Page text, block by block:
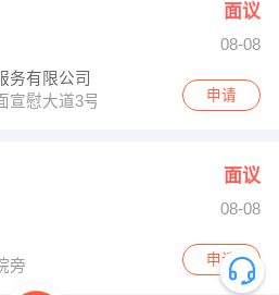
面议
08-08
务有限公司
宣慰大道3号
申请
面议
08-08
旁
申请